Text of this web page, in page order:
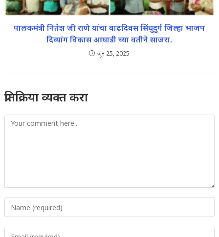
पालकमंत्री नितेश जी राणे यांचा वाढदिवस सिंधुदुर्ग जिल्हा भाजप
दिव्यांग विकास आघाडी च्या वतीने साजरा.
जून 25, 2025
प्रतिक्रिया व्यक्त करा
Comment
your